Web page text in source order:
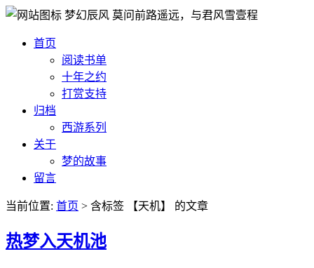
梦幻辰风 莫问前路遥远，与君风雪壹程
首页
阅读书单
十年之约
打赏支持
归档
西游系列
关于
梦的故事
留言
当前位置: 首页 > 含标签 【天机】 的文章
热梦入天机池